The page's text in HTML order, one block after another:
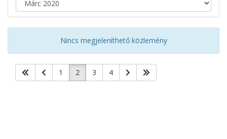
Nincs megjeleníthető közlemény
1 2 3 4